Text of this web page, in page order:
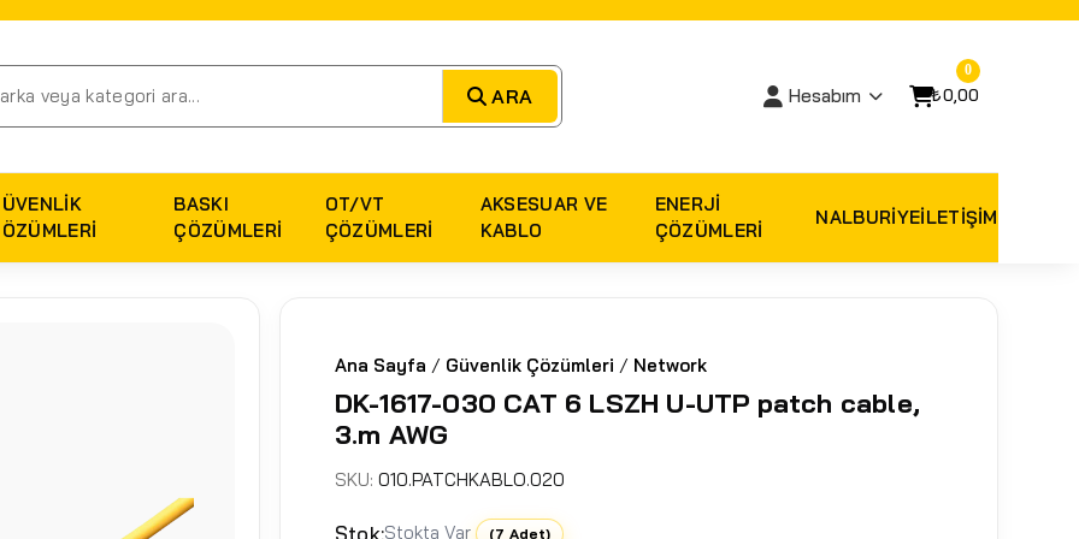
ARA Hesabım
0
₺0,00
BASKI
ÇÖZÜMLERI
OT/VT
ÇÖZÜMLERI
AKSESUAR VE
KABLO
ENERJI
ÇÖZÜMLERI
NALBURIYEİLETİŞİM
Ana Sayfa / Güvenlik Çözümleri / Network
DK-1617-030 CAT 6 LSZH U-UTP patch cable,
3.m AWG
SKU: 010.PATCHKABLO.020
Stok:Stokta Var (7 Adet)